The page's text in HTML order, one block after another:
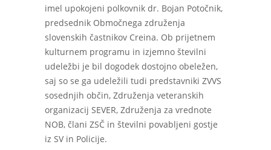
imel upokojeni polkovnik dr. Bojan Potočnik,
predsednik Območnega združenja
slovenskih častnikov Creina. Ob prijetnem
kulturnem programu in izjemno številni
udeležbi je bil dogodek dostojno obeležen,
saj so se ga udeležili tudi predstavniki ZVVS
sosednjih občin, Združenja veteranskih
organizacij SEVER, Združenja za vrednote
NOB, člani ZSČ in številni povabljeni gostje
iz SV in Policije.